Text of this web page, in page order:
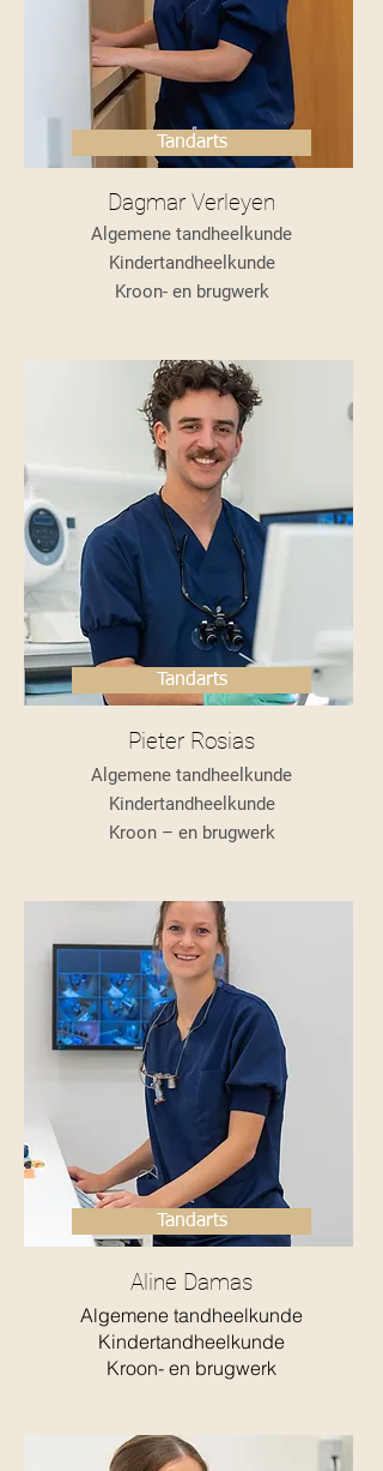
Tandarts
Dagmar Verleyen
Algemene tandheelkunde
Kindertandheelkunde
Kroon- en brugwerk
Tandarts
Pieter Rosias
Algemene tandheelkunde
Kindertandheelkunde
Kroon – en brugwerk
Tandarts
Aline Damas
Algemene tandheelkunde
Kindertandheelkunde
Kroon- en brugwerk